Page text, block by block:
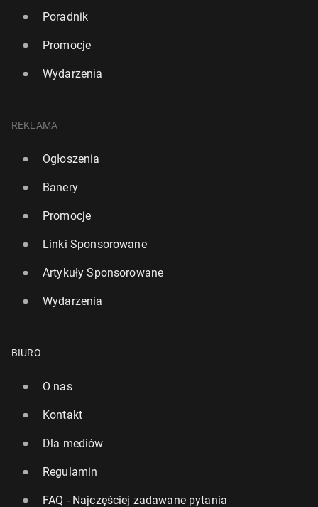
Poradnik
Promocje
Wydarzenia
REKLAMA
Ogłoszenia
Banery
Promocje
Linki Sponsorowane
Artykuły Sponsorowane
Wydarzenia
BIURO
O nas
Kontakt
Dla mediów
Regulamin
FAQ - Najczęściej zadawane pytania